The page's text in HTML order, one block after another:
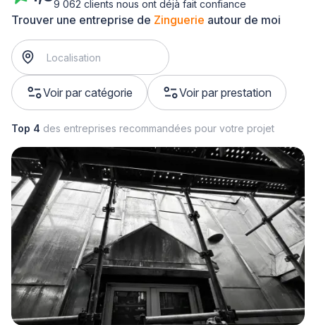
Trouver une entreprise de Zinguerie autour de moi
Voir par catégorie Voir par prestation
9 062 clients nous ont déjà fait confiance
Top 4 des entreprises recommandées pour votre projet